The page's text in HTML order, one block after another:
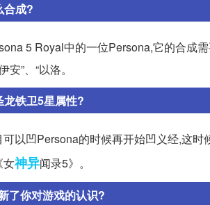
合成?
5 Royal中的一位Persona,它的合成
”、“以洛。
龙铁卫5星属性?
以凹Persona的时候再开始凹义经,这
女神异闻录5》。
了你对游戏的认识?